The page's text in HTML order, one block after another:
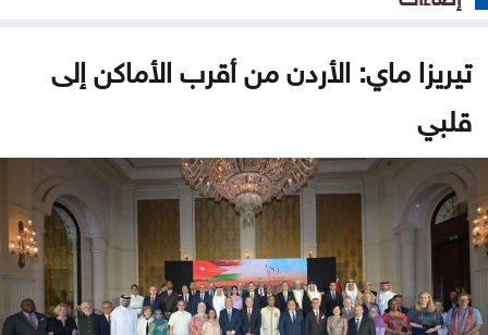
تيريزا ماي: الأردن من أقرب الأماكن إلى
قلبي